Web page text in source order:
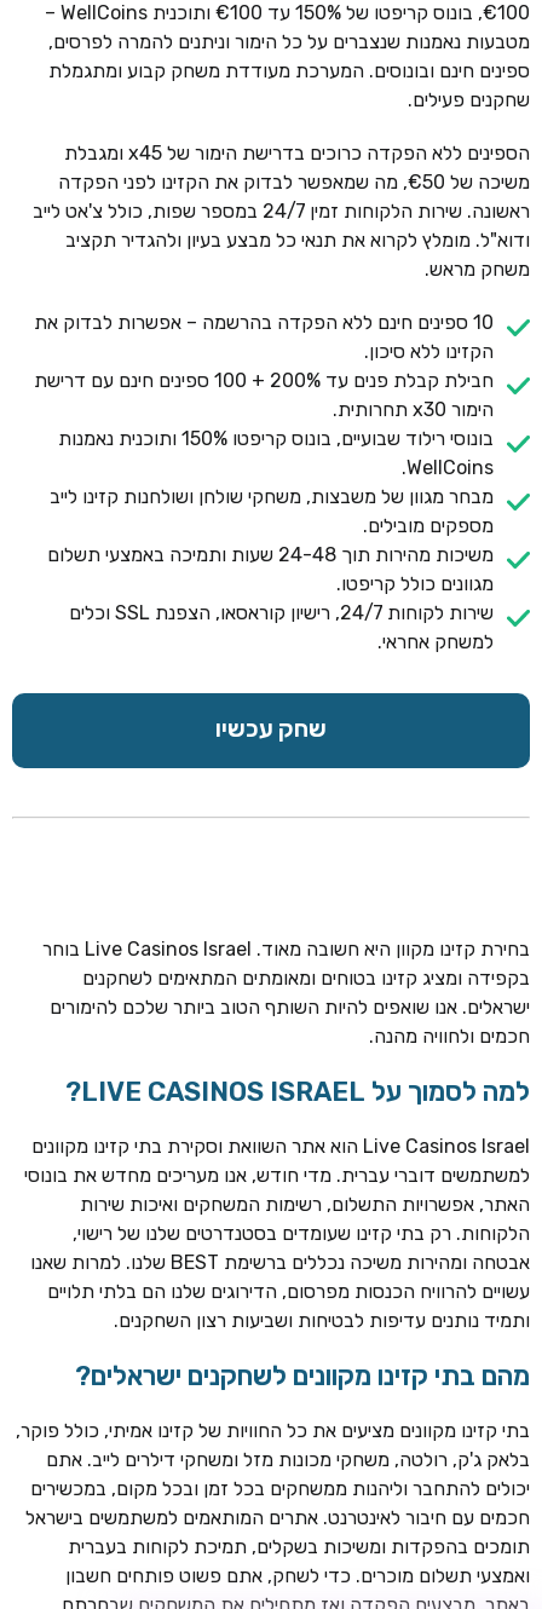
חבילת קבלת פנים: בונוס 100% עד 300€ + 100 ספיני בונוס על
ההפקדה הראשונה
CASOO
בונוס מתגלגל עד 2,000 ₪ + 200 ספינים חינם לשחקנים
חדשים
ROYSPINS
חינם על ההפקדות הראשונות
€100, בונוס קריפטו של 150% עד €100 ותוכנית WellCoins –
מטבעות נאמנות שנצברים על כל הימור וניתנים להמרה לפרסים,
ספינים חינם ובונוסים. המערכת מעודדת משחק קבוע ומתגמלת
שחקנים פעילים.
הספינים ללא הפקדה כרוכים בדרישת הימור של x45 ומגבלת
משיכה של €50, מה שמאפשר לבדוק את הקזינו לפני הפקדה
ראשונה. שירות הלקוחות זמין 24/7 במספר שפות, כולל צ'אט לייב
ודוא"ל. מומלץ לקרוא את תנאי כל מבצע בעיון ולהגדיר תקציב
משחק מראש.
10 ספינים חינם ללא הפקדה בהרשמה – אפשרות לבדוק את
הקזינו ללא סיכון.
חבילת קבלת פנים עד 200% + 100 ספינים חינם עם דרישת
הימור x30 תחרותית.
בונוסי רילוד שבועיים, בונוס קריפטו 150% ותוכנית נאמנות
WellCoins.
מבחר מגוון של משבצות, משחקי שולחן ושולחנות קזינו לייב
מספקים מובילים.
משיכות מהירות תוך 24-48 שעות ותמיכה באמצעי תשלום
מגוונים כולל קריפטו.
שירות לקוחות 24/7, רישיון קוראסאו, הצפנת SSL וכלים
למשחק אחראי.
שחק עכשיו
בחירת קזינו מקוון היא חשובה מאוד. Live Casinos Israel בוחר
בקפידה ומציג קזינו בטוחים ומאומתים המתאימים לשחקנים
ישראלים. אנו שואפים להיות השותף הטוב ביותר שלכם להימורים
חכמים ולחוויה מהנה.
למה לסמוך על LIVE CASINOS ISRAEL?
Live Casinos Israel הוא אתר השוואת וסקירת בתי קזינו מקוונים
למשתמשים דוברי עברית. מדי חודש, אנו מעריכים מחדש את בונוסי
האתר, אפשרויות התשלום, רשימות המשחקים ואיכות שירות
הלקוחות. רק בתי קזינו שעומדים בסטנדרטים שלנו של רישוי,
אבטחה ומהירות משיכה נכללים ברשימת BEST שלנו. למרות שאנו
עשויים להרוויח הכנסות מפרסום, הדירוגים שלנו הם בלתי תלויים
ותמיד נותנים עדיפות לבטיחות ושביעות רצון השחקנים.
מהם בתי קזינו מקוונים לשחקנים ישראלים?
בתי קזינו מקוונים מציעים את כל החוויות של קזינו אמיתי, כולל פוקר,
בלאק ג'ק, רולטה, משחקי מכונות מזל ומשחקי דילרים לייב. אתם
יכולים להתחבר וליהנות ממשחקים בכל זמן ובכל מקום, במכשירים
חכמים עם חיבור לאינטרנט. אתרים המותאמים למשתמשים בישראל
תומכים בהפקדות ומשיכות בשקלים, תמיכת לקוחות בעברית
ואמצעי תשלום מוכרים. כדי לשחק, אתם פשוט פותחים חשבון